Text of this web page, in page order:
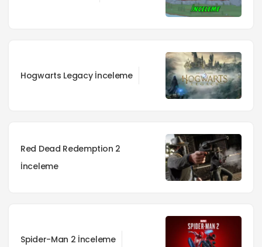
Hogwarts Legacy İnceleme
Red Dead Redemption 2
İnceleme
Spider-Man 2 İnceleme